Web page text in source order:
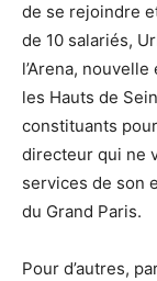
de se rejoindre
de 10 salariés,
l’Arena,
les Hauts de
constituants
directeur qui ne
services de son
du Grand Paris.
Pour d’autres,